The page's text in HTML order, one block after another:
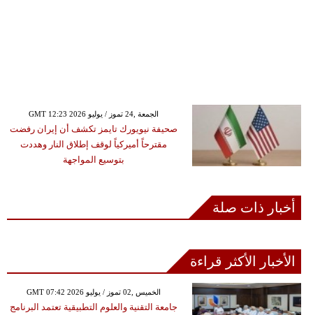
GMT 12:23 2026 الجمعة ,24 تموز / يوليو
صحيفة نيويورك تايمز تكشف أن إيران رفضت
مقترحاً أميركياً لوقف إطلاق النار وهددت
بتوسيع المواجهة
أخبار ذات صلة
الأخبار الأكثر قراءة
GMT 07:42 2026 الخميس ,02 تموز / يوليو
جامعة التقنية والعلوم التطبيقية تعتمد البرنامج